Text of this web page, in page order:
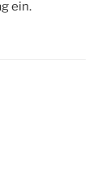
ein.